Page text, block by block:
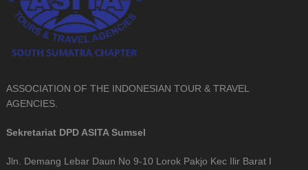
ASSOCIATION OF THE INDONESIAN TOUR & TRAVEL
AGENCIES.
Sekretariat DPD ASITA Sumsel
Jln. Demang Lebar Daun No 9-10 Lorok Pakjo Kec Ilir Barat I